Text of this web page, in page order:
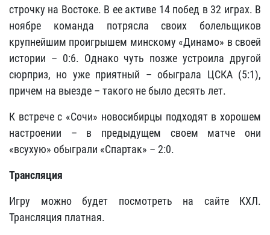
строчку на Востоке. В ее активе 14 побед в 32 играх. В
ноябре команда потрясла своих болельщиков
крупнейшим проигрышем минскому «Динамо» в своей
истории – 0:6. Однако чуть позже устроила другой
сюрприз, но уже приятный – обыграла ЦСКА (5:1),
причем на выезде – такого не было десять лет.
К встрече с «Сочи» новосибирцы подходят в хорошем
настроении – в предыдущем своем матче они
«всухую» обыграли «Спартак» – 2:0.
Трансляция
Игру можно будет посмотреть на сайте КХЛ.
Трансляция платная.